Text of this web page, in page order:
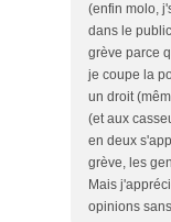
(enfin molo,
dans le
grève parce
je coupe la
un droit
(et aux
en deux
grève, les
Mais
opinions